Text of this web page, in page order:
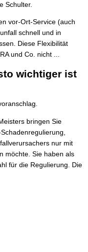
Schulter.
vor-Ort-Service (auch
schnell und in
Diese Flexibilität
und Co. nicht ...
wichtiger ist
bringen Sie
nur mit
möchte. Sie haben als
für die Regulierung. Die